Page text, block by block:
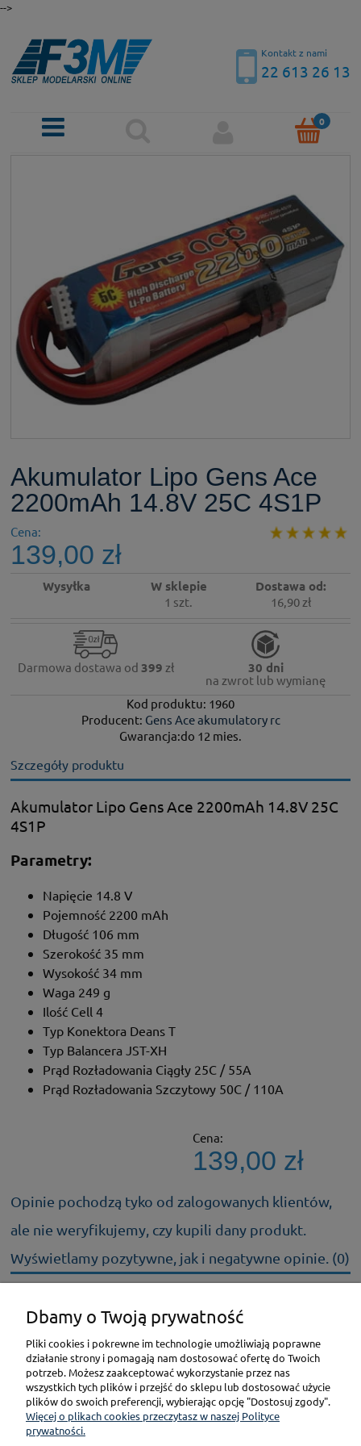
-->
Kontakt z nami
22 613 26 13
Akumulator Lipo Gens Ace
2200mAh 14.8V 25C 4S1P
Cena:
139,00 zł
Wysyłka W sklepie
1 szt.
Dostawa od:
16,90 zł
Darmowa dostawa od 399 zł 30 dni
na zwrot lub wymianę
Kod produktu: 1960
Producent: Gens Ace akumulatory rc
Gwarancja:do 12 mies.
Szczegóły produktu
Akumulator Lipo Gens Ace 2200mAh 14.8V 25C
4S1P
Parametry:
Napięcie 14.8 V
Pojemność 2200 mAh
Długość 106 mm
Szerokość 35 mm
Wysokość 34 mm
Waga 249 g
Ilość Cell 4
Typ Konektora Deans T
Typ Balancera JST-XH
Prąd Rozładowania Ciągły 25C / 55A
Prąd Rozładowania Szczytowy 50C / 110A
Cena:
139,00 zł
Opinie pochodzą tyko od zalogowanych klientów,
ale nie weryfikujemy, czy kupili dany produkt.
Wyświetlamy pozytywne, jak i negatywne opinie. (0)
KONTAKT
POMOC
PŁATNOŚCI I DOSTAWA
Dbamy o Twoją prywatność
Pliki cookies i pokrewne im technologie umożliwiają poprawne
działanie strony i pomagają nam dostosować ofertę do Twoich
potrzeb. Możesz zaakceptować wykorzystanie przez nas
wszystkich tych plików i przejść do sklepu lub dostosować użycie
plików do swoich preferencji, wybierając opcję "Dostosuj zgody".
Więcej o plikach cookies przeczytasz w naszej Polityce
prywatności.